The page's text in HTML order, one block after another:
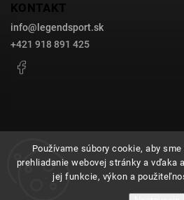
Používame súbory cookie, aby
prehliadanie webovej stránky a vďaka
jej funkcie, výkon a
KONTAKT
info@ legendsport.sk
+421 918 891 425
Copyright 2026legendsport.sk.